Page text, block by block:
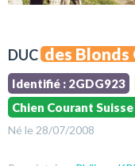
DUC des Blonds
Identifié : 2GDG923
Chien Courant
Né le 28/07/2008